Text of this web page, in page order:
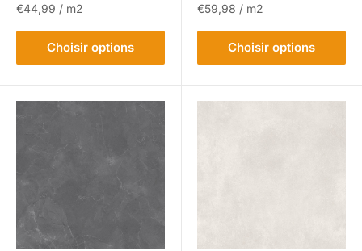
€44,99 / m2
Choisir options
€59,98 / m2
Choisir options